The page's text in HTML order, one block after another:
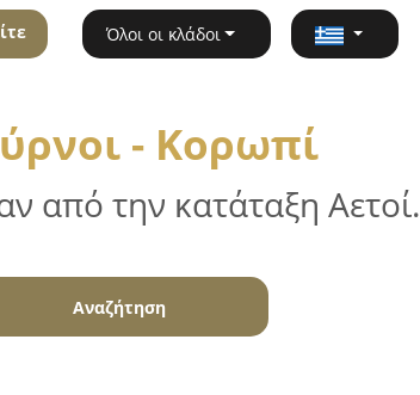
Όλοι οι κλάδοι
- Κορωπί
από την κατάταξη Αετοί.
Αναζήτηση